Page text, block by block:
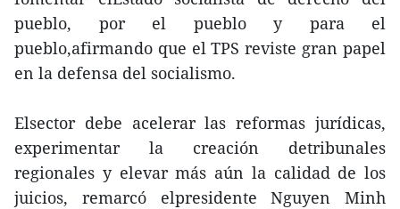
pueblo, por el pueblo y para el
pueblo,afirmando que el TPS reviste gran papel
en la defensa del socialismo.
Elsector debe acelerar las reformas jurídicas,
experimentar la creación detribunales
regionales y elevar más aún la calidad de los
juicios, remarcó elpresidente Nguyen Minh